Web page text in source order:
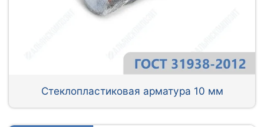
Стеклопластиковая арматура 10 мм